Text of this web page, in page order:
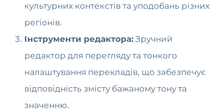
культурних контекстів та уподобань різних
регіонів.
Інструменти редактора: Зручний
редактор для перегляду та тонкого
налаштування перекладів, що забезпечує
відповідність змісту бажаному тону та
значенню.